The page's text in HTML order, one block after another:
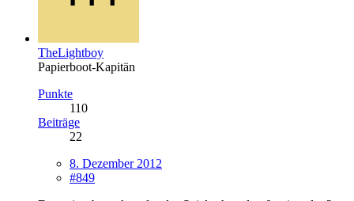
TheLightboy
Papierboot-Kapitän
Punkte
110
Beiträge
22
8. Dezember 2012
#849